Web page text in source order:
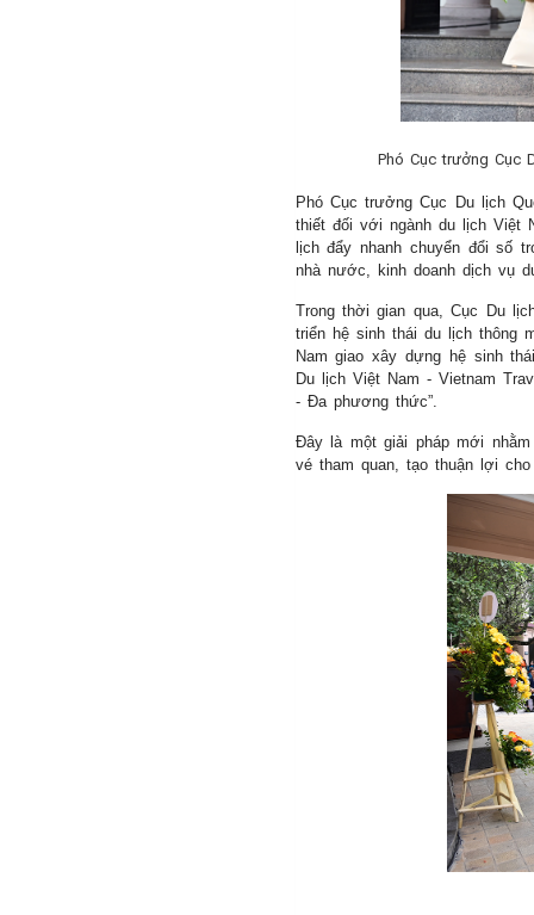
Phó Cục trưởng Cục
Phó Cục trưởng Cục Du lịch
thiết đối với ngành du lịch Việt
lịch đẩy nhanh chuyển đổi số
nhà nước, kinh doanh dịch vụ
Trong thời gian qua, Cục Du
triển hệ sinh thái du lịch thông
Nam giao xây dựng hệ sinh
Du lịch Việt Nam - Vietnam
- Đa phương thức”.
Đây là một giải pháp mới
vé tham quan, tạo thuận lợi